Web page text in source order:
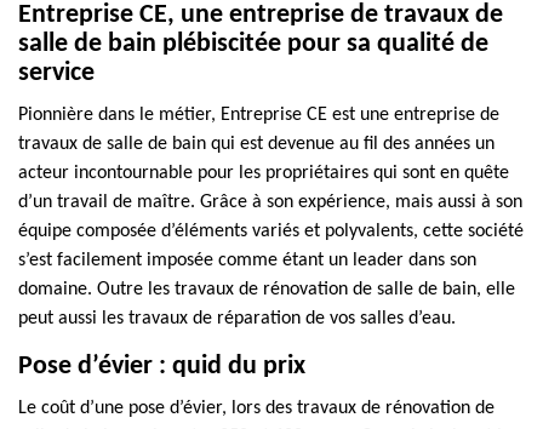
Entreprise CE, une entreprise de travaux de
salle de bain plébiscitée pour sa qualité de
service
Pionnière dans le métier, Entreprise CE est une entreprise de
travaux de salle de bain qui est devenue au fil des années un
acteur incontournable pour les propriétaires qui sont en quête
d’un travail de maître. Grâce à son expérience, mais aussi à son
équipe composée d’éléments variés et polyvalents, cette société
s’est facilement imposée comme étant un leader dans son
domaine. Outre les travaux de rénovation de salle de bain, elle
peut aussi les travaux de réparation de vos salles d’eau.
Pose d’évier : quid du prix
Le coût d’une pose d’évier, lors des travaux de rénovation de